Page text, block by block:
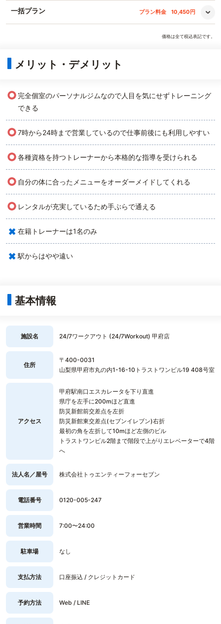
一括プラン プラン料金 10,450円
価格は全て税込表記です。
メリット・デメリット
○ 完全個室のパーソナルジムなので人目を気にせずトレーニング
できる
○7時から24時まで営業しているので仕事前後にも利用しやすい
○各種資格を持つトレーナーから本格的な指導を受けられる
○ 自分の体に合ったメニューをオーダーメイドしてくれる
○ レンタルが充実しているため手ぶらで通える
× 在籍トレーナーは1名のみ
× 駅からはやや遠い
基本情報
施設名 24/7ワークアウト (24/7Workout) 甲府店
住所
〒400-0031
山梨県甲府市丸の内1-16-10トラストワンビル19 408号室
アクセス
甲府駅南口エスカレータを下り直進
県庁を左手に200mほど直進
防災新館前交差点を左折
防災新館東交差点(セブンイレブン)右折
最初の角を左折して10mほど左側のビル
トラストワンビル2階まで階段で上がりエレベーターで4階
へ
法人名／屋号 株式会社トゥエンティーフォーセブン
電話番号 0120-005-247
営業時間 7:00〜24:00
駐車場 なし
支払方法 口座振込 / クレジットカード
予約方法 Web / LINE